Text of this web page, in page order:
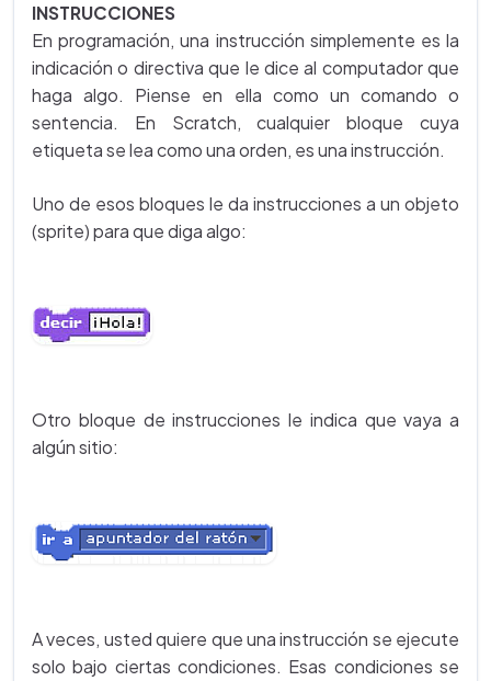
INSTRUCCIONES
En programación, una instrucción simplemente es la
indicación o directiva que le dice al computador que
haga algo. Piense en ella como un comando o
sentencia. En Scratch, cualquier bloque cuya
etiqueta se lea como una orden, es una instrucción.
Uno de esos bloques le da instrucciones a un objeto
(sprite) para que diga algo:
Otro bloque de instrucciones le indica que vaya a
algún sitio:
A veces, usted quiere que una instrucción se ejecute
solo bajo ciertas condiciones. Esas condiciones se